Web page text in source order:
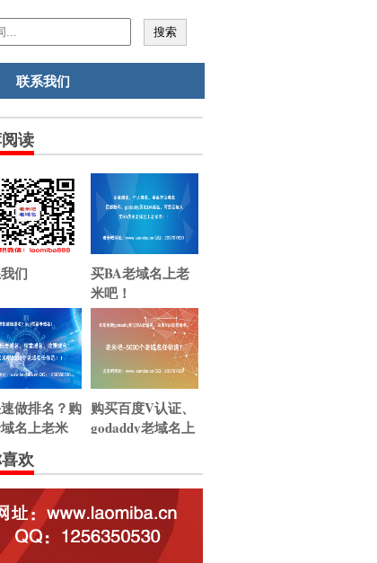
联系我们
读
们
买BA老域名上老
米吧！
做排名？购
名上老米
购买百度V认证、
godaddy老域名上
欢